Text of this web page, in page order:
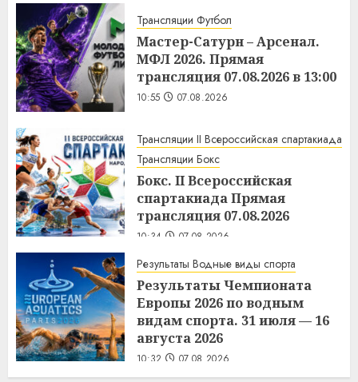
Трансляции Футбол
Мастер-Сатурн – Арсенал.
МФЛ 2026. Прямая
трансляция 07.08.2026 в 13:00
10:55 07.08.2026
Трансляции II Всероссийская спартакиада
Трансляции Бокс
Бокс. II Всероссийская
спартакиада Прямая
трансляция 07.08.2026
10:34 07.08.2026
Результаты Водные виды спорта
Результаты Чемпионата
Европы 2026 по водным
видам спорта. 31 июля — 16
августа 2026
10:32 07.08.2026